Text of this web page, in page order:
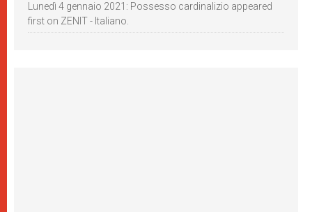
Lunedì 4 gennaio 2021: Possesso cardinalizio appeared
first on ZENIT - Italiano.